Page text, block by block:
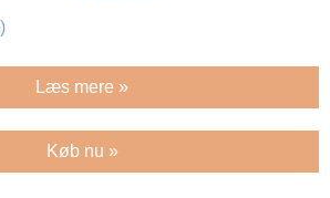
Læs mere »
Køb nu »